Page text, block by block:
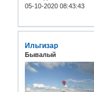
05-10-2020 08:43:43
Ильгизар
Бывалый